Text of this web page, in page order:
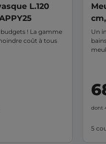
L.120
! La gamme
coût à tous
Un
dont
5